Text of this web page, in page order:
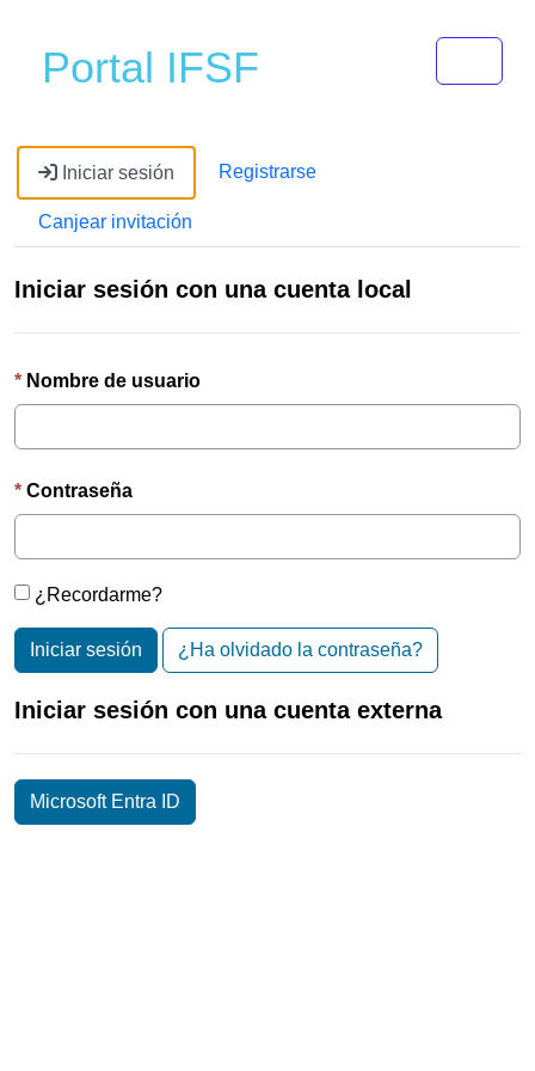
Portal IFSF
Iniciar sesión Registrarse
Canjear invitación
Iniciar sesión con una cuenta local
Nombre de usuario
Contraseña
¿Recordarme?
Iniciar sesión ¿Ha olvidado la contraseña?
Iniciar sesión con una cuenta externa
Microsoft Entra ID